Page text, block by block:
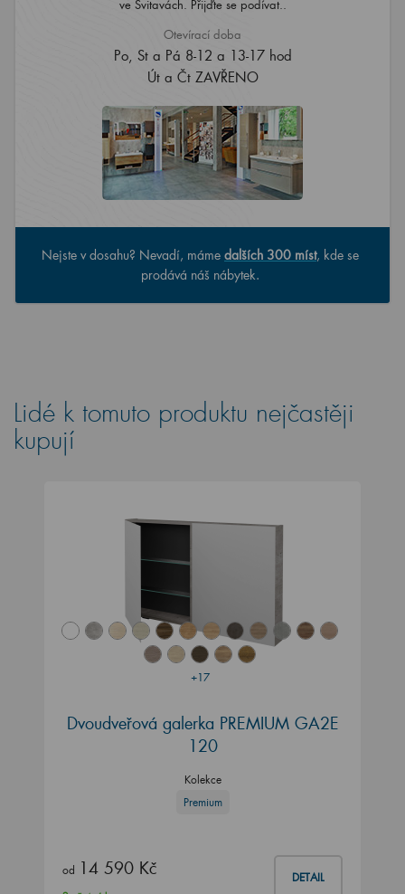
ve Svitavách. Přijďte se podívat..
Otevírací doba
Po, St a Pá 8-12 a 13-17 hod
Út a Čt ZAVŘENO
Nejste v dosahu? Nevadí, máme dalších 300 míst, kde se
prodává náš nábytek.
Lidé k tomuto produktu nejčastěji
kupují
+17
Dvoudveřová galerka PREMIUM GA2E
120
Kolekce
Premium
od 14 590 Kč DETAIL